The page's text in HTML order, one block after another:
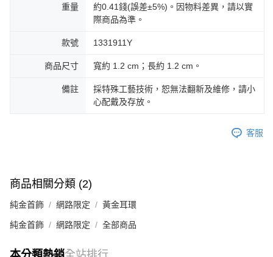
重量
約0.41錢(誤差±5%)。因物料差異，請以實
際商品為準。
款號 1331911Y
商品尺寸 寬約 1.2 cm；長約 1.2 cm。
備註
採特殊工藝技術，恕無法翻新及維修，請小
心配戴及存放。
客服
商品相關分類 (2)
純金首飾 網路限定 黃金耳環
純金首飾 網路限定 全部商品
本分類熱銷全站排行